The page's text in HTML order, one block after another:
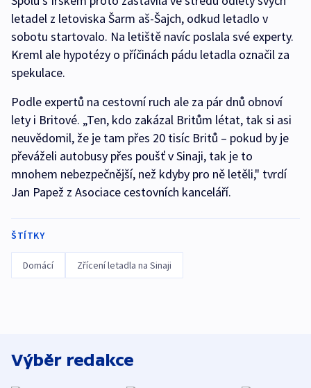
letadel z letoviska Šarm aš-Šajch, odkud letadlo v
sobotu startovalo. Na letiště navíc poslala své experty.
Kreml ale hypotézy o příčinách pádu letadla označil za
spekulace.
Podle expertů na cestovní ruch ale za pár dnů obnoví
lety i Britové. „Ten, kdo zakázal Britům létat, tak si asi
neuvědomil, že je tam přes 20 tisíc Britů – pokud by je
převáželi autobusy přes poušť v Sinaji, tak je to
mnohem nebezpečnější, než kdyby pro ně letěli," tvrdí
Jan Papež z Asociace cestovních kanceláří.
ŠTÍTKY
Domácí Zřícení letadla na Sinaji
Výběr redakce